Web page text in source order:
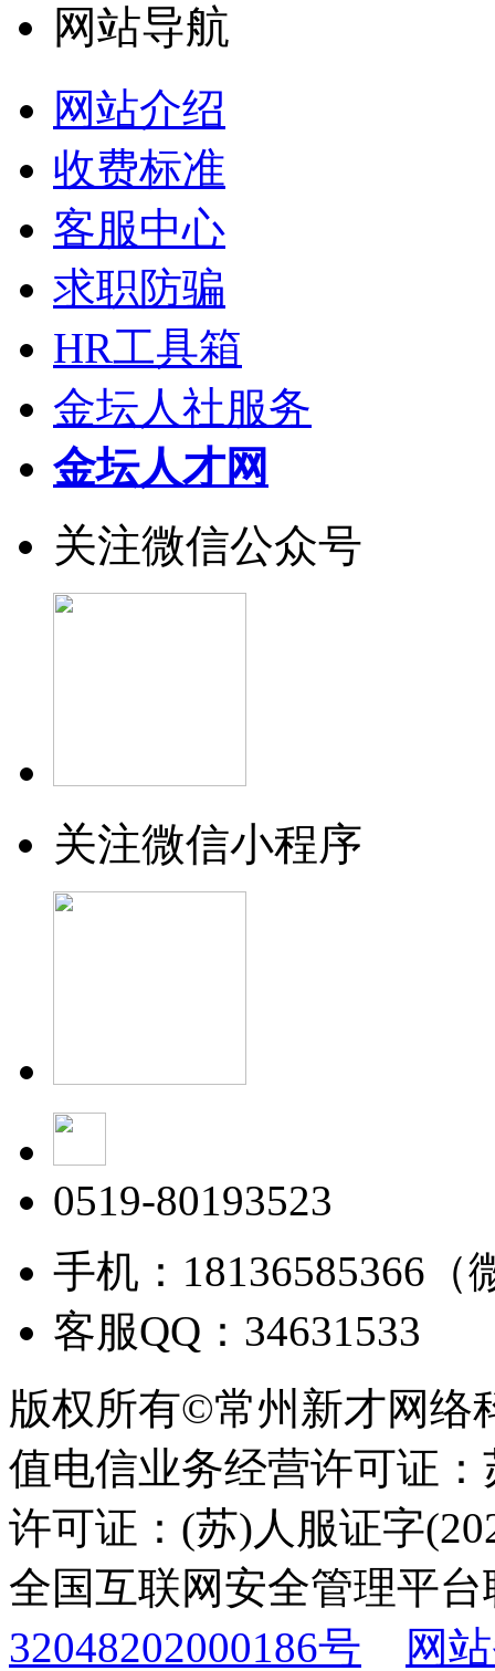
网站导航
网站介绍
收费标准
客服中心
求职防骗
HR工具箱
金坛人社服务
金坛人才网
关注微信公众号
关注微信小程序
0519-80193523
手机：18136585366（
客服QQ：34631533
版权所有©常州新才网络
值电信业务经营许可证
许可证：(苏)人服证字
全国互联网安全管理平
32048202000186号
网